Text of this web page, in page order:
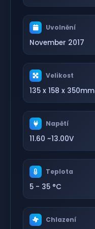
Uvolnění
November 2017
Velikost
135 x 158 x 350mm
Napětí
11.60 ~13.00V
Teplota
5 - 35 °C
Chlazení